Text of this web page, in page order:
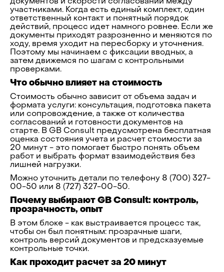
участниками. Когда есть единый комплект, один
ответственный контакт и понятный порядок
действий, процесс идет намного ровнее. Если же
документы приходят разрозненно и меняются по
ходу, время уходит на пересборку и уточнения.
Поэтому мы начинаем с фиксации вводных, а
затем движемся по шагам с контрольными
проверками.
Что обычно влияет на стоимость
Стоимость обычно зависит от объема задач и
формата услуги: консультация, подготовка пакета
или сопровождение, а также от количества
согласований и готовности документов на
старте. В GB Consult предусмотрена бесплатная
оценка состояния учета и расчет стоимости за
20 минут - это помогает быстро понять объем
работ и выбрать формат взаимодействия без
лишней нагрузки.
Можно уточнить детали по телефону 8 (700) 327-
00-50 или 8 (727) 327-00-50.
Почему выбирают GB Consult: контроль,
прозрачность, опыт
В этом блоке - как выстраивается процесс так,
чтобы он был понятным: прозрачные шаги,
контроль версий документов и предсказуемые
контрольные точки.
Как проходит расчет за 20 минут